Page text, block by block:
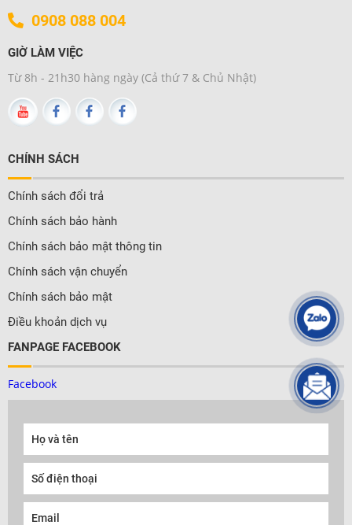
0908 088 004
GIỜ LÀM VIỆC
Từ 8h - 21h30 hàng ngày (Cả thứ 7 & Chủ Nhật)
CHÍNH SÁCH
Chính sách đổi trả
Chính sách bảo hành
Chính sách bảo mật thông tin
Chính sách vận chuyển
Chính sách bảo mật
Điều khoản dịch vụ
FANPAGE FACEBOOK
Facebook